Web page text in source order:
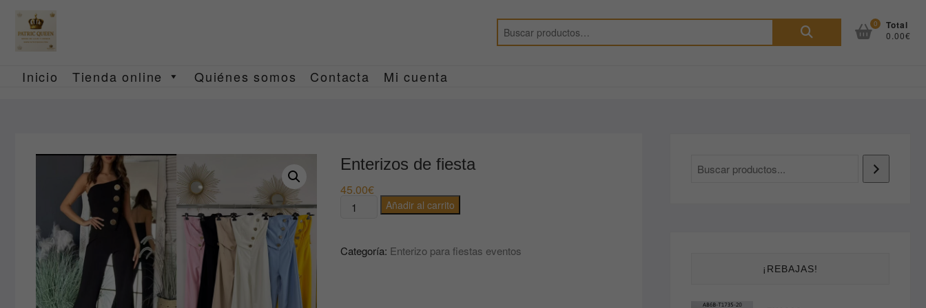
contenido
Buscar
0 Total
0.00€
Inicio Tienda online Quiénes somos Contacta Mi cuenta
Enterizos de fiesta
45.00€
Enterizos
cantidad
Añadir al carrito
Categoría: Enterizo para fiestas eventos
¡REBAJAS!